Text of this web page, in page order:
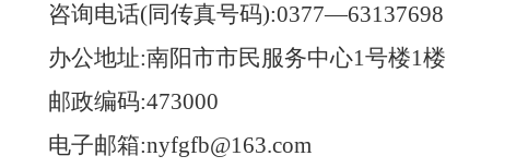
咨询电话(同传真号码):0377—63137698
办公地址:南阳市市民服务中心1号楼1楼
邮政编码:473000
电子邮箱:nyfgfb@163.com